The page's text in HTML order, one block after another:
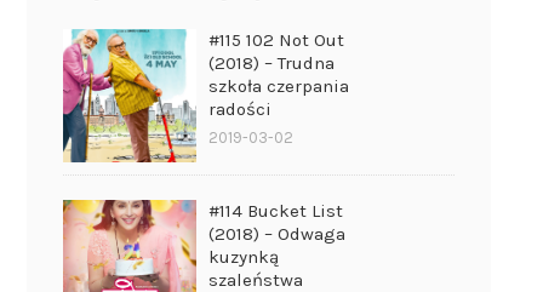
#115 102 Not Out
(2018) – Trudna
szkoła czerpania
radości
2019-03-02
#114 Bucket List
(2018) – Odwaga
kuzynką
szaleństwa